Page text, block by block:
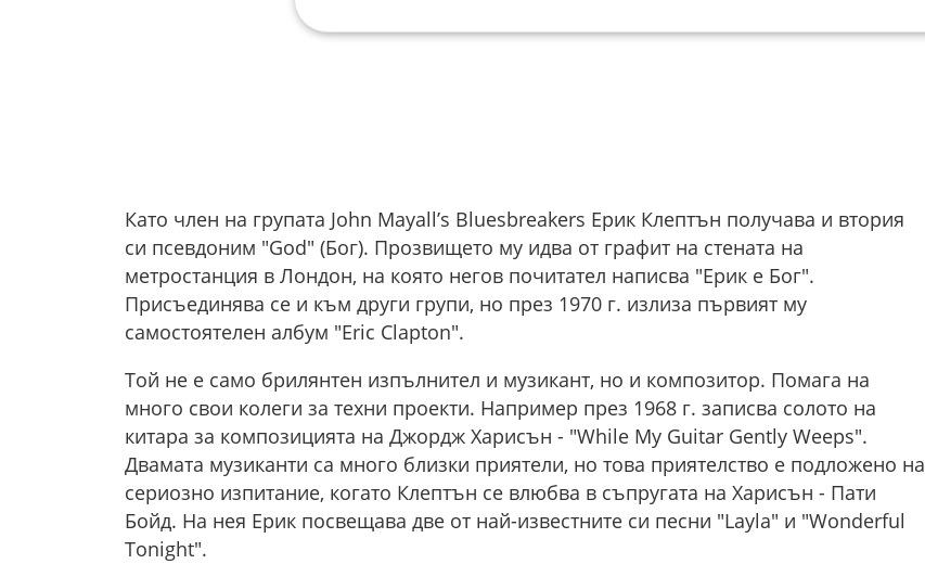
Като член на групата John Mayall’s Bluesbreakers Ерик Клептън получава и втория
си псевдоним "God" (Бог). Прозвището му идва от графит на стената на
метростанция в Лондон, на която негов почитател написва "Ерик е Бог".
Присъединява се и към други групи, но през 1970 г. излиза първият му
самостоятелен албум "Eric Clapton".
Той не е само брилянтен изпълнител и музикант, но и композитор. Помага на
много свои колеги за техни проекти. Например през 1968 г. записва солото на
китара за композицията на Джордж Харисън - "While My Guitar Gently Weeps".
Двамата музиканти са много близки приятели, но това приятелство е подложено на
сериозно изпитание, когато Клептън се влюбва в съпругата на Харисън - Пати
Бойд. На нея Ерик посвещава две от най-известните си песни "Layla" и "Wonderful
Tonight".